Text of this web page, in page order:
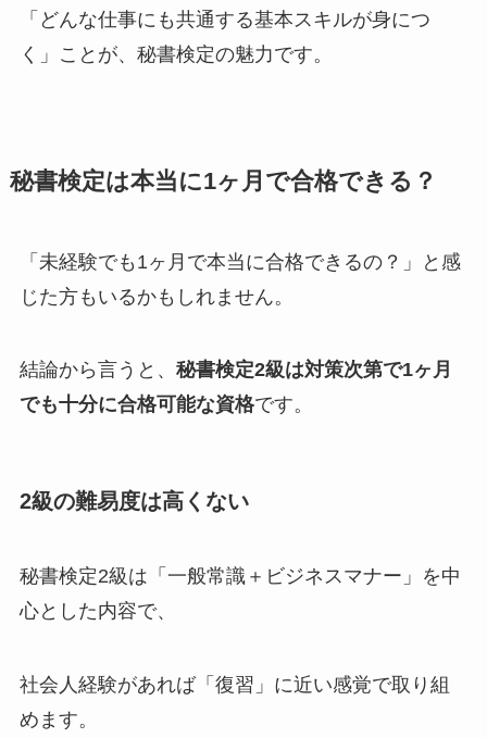
「どんな仕事にも共通する基本スキルが身につ
く」ことが、秘書検定の魅力です。
秘書検定は本当に1ヶ月で合格できる？
「未経験でも1ヶ月で本当に合格できるの？」と感
じた方もいるかもしれません。
結論から言うと、 秘書検定2級は対策次第で1ヶ月
でも十分に合格可能な資格です。
2級の難易度は高くない
秘書検定2級は「一般常識＋ビジネスマナー」を中
心とした内容で、
社会人経験があれば「復習」に近い感覚で取り組
めます。